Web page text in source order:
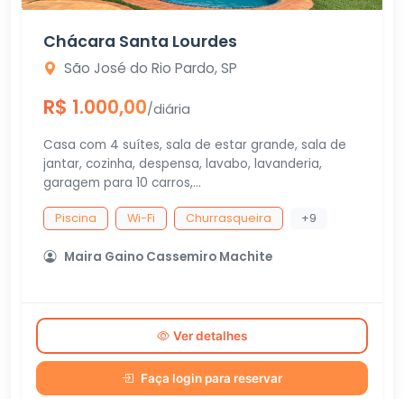
Chácara Santa Lourdes
São José do Rio Pardo, SP
R$ 1.000,00/diária
Casa com 4 suítes, sala de estar grande, sala de
jantar, cozinha, despensa, lavabo, lavanderia,
garagem para 10 carros,...
Piscina Wi-Fi Churrasqueira +9
Maira Gaino Cassemiro Machite
Ver detalhes
Faça login para reservar